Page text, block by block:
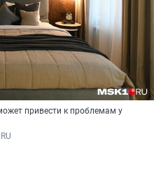
привести к проблемам у